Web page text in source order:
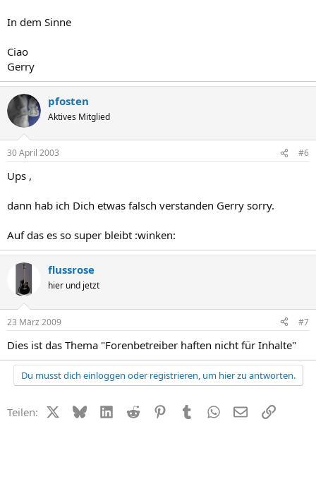
In dem Sinne
Ciao
Gerry
pfosten
Aktives Mitglied
30 April 2003 #6
Ups ,
dann hab ich Dich etwas falsch verstanden Gerry sorry.
Auf das es so super bleibt :winken:
flussrose
hier und jetzt
23 März 2009 #7
Dies ist das Thema "Forenbetreiber haften nicht für Inhalte"
Du musst dich einloggen oder registrieren, um hier zu antworten.
Teilen: X (Twitter)
BlueskyLinkedIn
Reddit PinterestTumblr WhatsApp
E-MailLink